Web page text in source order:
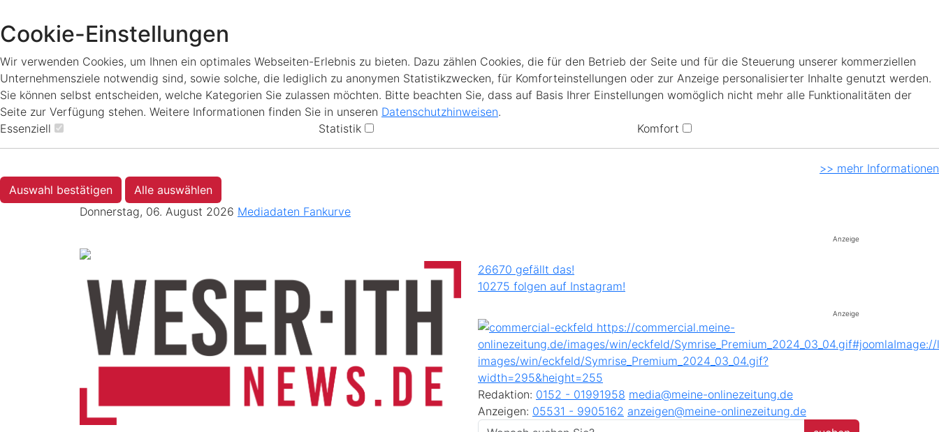
Cookie-Einstellungen
Wir verwenden Cookies, um Ihnen ein optimales Webseiten-Erlebnis zu bieten. Dazu zählen Cookies, die für den Betrieb der Seite und für die Steuerung unserer kommerziellen
Unternehmensziele notwendig sind, sowie solche, die lediglich zu anonymen Statistikzwecken, für Komforteinstellungen oder zur Anzeige personalisierter Inhalte genutzt werden.
Sie können selbst entscheiden, welche Kategorien Sie zulassen möchten. Bitte beachten Sie, dass auf Basis Ihrer Einstellungen womöglich nicht mehr alle Funktionalitäten der
Seite zur Verfügung stehen. Weitere Informationen finden Sie in unseren Datenschutzhinweisen.
Essenziell
Statistik Komfort
>> mehr Informationen
Auswahl bestätigen
Alle auswählen
Donnerstag, 06. August 2026 Mediadaten Fankurve
Anzeige
26670 gefällt das!
10275 folgen auf Instagram!
Anzeige
Redaktion: 0152 - 01991958 media@meine-onlinezeitung.de
Anzeigen: 05531 - 9905162 anzeigen@meine-onlinezeitung.de